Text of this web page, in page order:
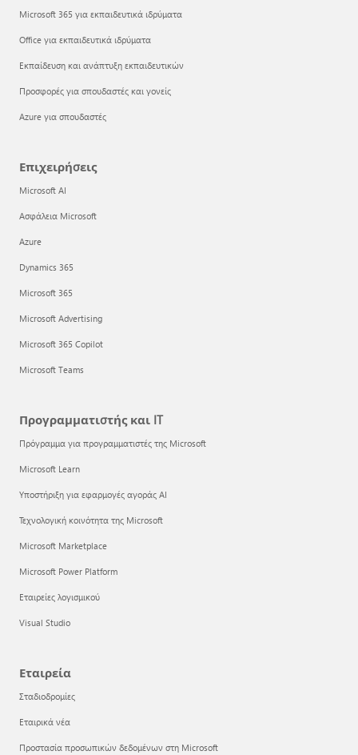
Microsoft 365 για εκπαιδευτικά ιδρύματα
Office για εκπαιδευτικά ιδρύματα
Εκπαίδευση και ανάπτυξη εκπαιδευτικών
Προσφορές για σπουδαστές και γονείς
Azure για σπουδαστές
Επιχειρήσεις
Microsoft AI
Ασφάλεια Microsoft
Azure
Dynamics 365
Microsoft 365
Microsoft Advertising
Microsoft 365 Copilot
Microsoft Teams
Προγραμματιστής και IT
Πρόγραμμα για προγραμματιστές της Microsoft
Microsoft Learn
Υποστήριξη για εφαρμογές αγοράς AI
Τεχνολογική κοινότητα της Microsoft
Microsoft Marketplace
Microsoft Power Platform
Εταιρείες λογισμικού
Visual Studio
Εταιρεία
Σταδιοδρομίες
Εταιρικά νέα
Προστασία προσωπικών δεδομένων στη Microsoft